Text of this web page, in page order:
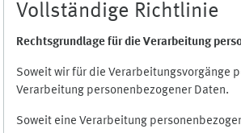
Vollständige Richtlinie
Rechtsgrundlage für die Verarbeitung
Soweit wir für die Verarbeitungsvorgänge
Verarbeitung personenbezogener Daten.
Soweit eine Verarbeitung